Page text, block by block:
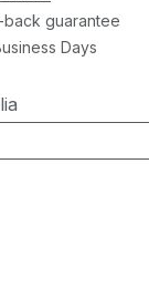
guarantee
Days